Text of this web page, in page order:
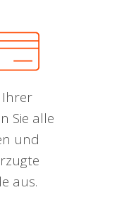
Sie alle
und
aus.